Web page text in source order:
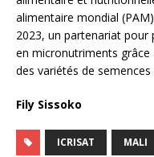
alimentaire mondial
2023, un partenariat
en micronutriments grâce
des variétés de
Fily Sissoko
ICRISAT MALI